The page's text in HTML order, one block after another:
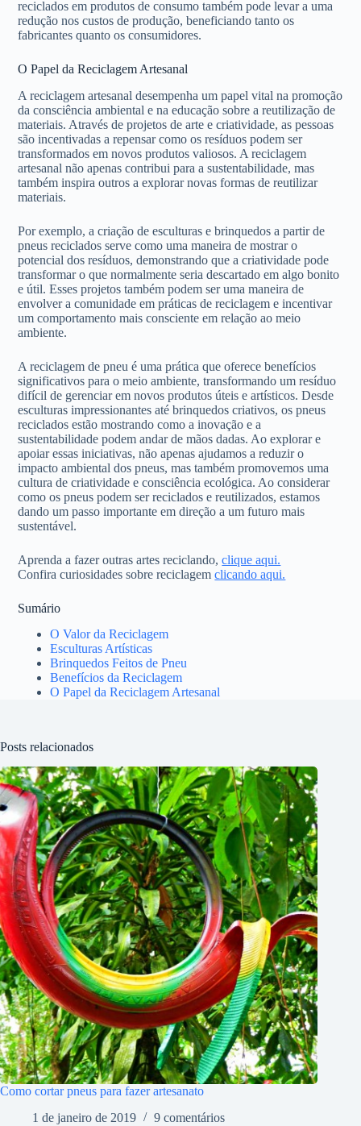
reciclados em produtos de consumo também pode levar a uma
redução nos custos de produção, beneficiando tanto os
fabricantes quanto os consumidores.
O Papel da Reciclagem Artesanal
A reciclagem artesanal desempenha um papel vital na promoção
da consciência ambiental e na educação sobre a reutilização de
materiais. Através de projetos de arte e criatividade, as pessoas
são incentivadas a repensar como os resíduos podem ser
transformados em novos produtos valiosos. A reciclagem
artesanal não apenas contribui para a sustentabilidade, mas
também inspira outros a explorar novas formas de reutilizar
materiais.
Por exemplo, a criação de esculturas e brinquedos a partir de
pneus reciclados serve como uma maneira de mostrar o
potencial dos resíduos, demonstrando que a criatividade pode
transformar o que normalmente seria descartado em algo bonito
e útil. Esses projetos também podem ser uma maneira de
envolver a comunidade em práticas de reciclagem e incentivar
um comportamento mais consciente em relação ao meio
ambiente.
A reciclagem de pneu é uma prática que oferece benefícios
significativos para o meio ambiente, transformando um resíduo
difícil de gerenciar em novos produtos úteis e artísticos. Desde
esculturas impressionantes até brinquedos criativos, os pneus
reciclados estão mostrando como a inovação e a
sustentabilidade podem andar de mãos dadas. Ao explorar e
apoiar essas iniciativas, não apenas ajudamos a reduzir o
impacto ambiental dos pneus, mas também promovemos uma
cultura de criatividade e consciência ecológica. Ao considerar
como os pneus podem ser reciclados e reutilizados, estamos
dando um passo importante em direção a um futuro mais
sustentável.
Aprenda a fazer outras artes reciclando,clique aqui.
Confira curiosidades sobre reciclagemclicando aqui.
Sumário
O Valor da Reciclagem
Esculturas Artísticas
Brinquedos Feitos de Pneu
Benefícios da Reciclagem
O Papel da Reciclagem Artesanal
Posts relacionados
Como cortar pneus para fazer artesanato
1 de janeiro de 2019
9 comentários